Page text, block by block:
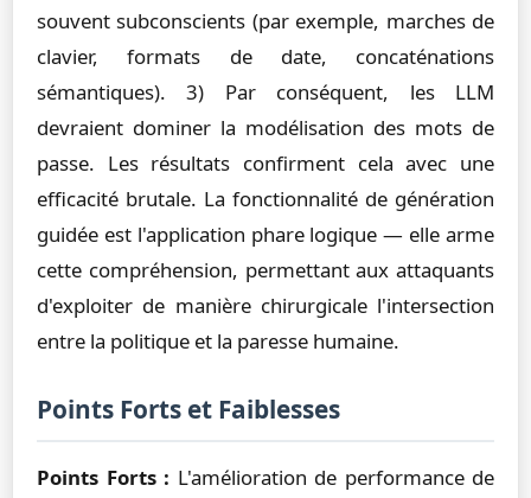
souvent subconscients (par exemple, marches de
clavier, formats de date, concaténations
sémantiques). 3) Par conséquent, les LLM
devraient dominer la modélisation des mots de
passe. Les résultats confirment cela avec une
efficacité brutale. La fonctionnalité de génération
guidée est l'application phare logique — elle arme
cette compréhension, permettant aux attaquants
d'exploiter de manière chirurgicale l'intersection
entre la politique et la paresse humaine.
Points Forts et Faiblesses
Points Forts : L'amélioration de performance de